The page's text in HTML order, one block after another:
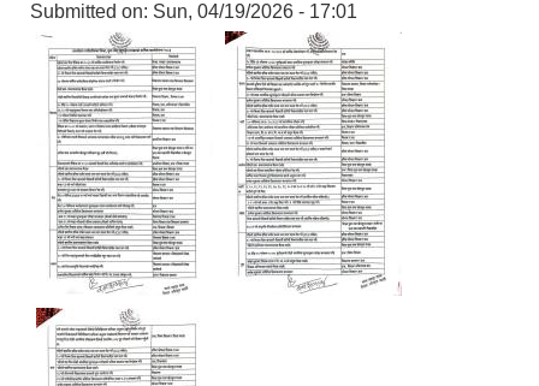
Submitted on: Sun, 04/19/2026 - 17:01